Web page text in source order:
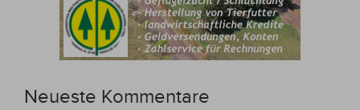
Neueste Kommentare